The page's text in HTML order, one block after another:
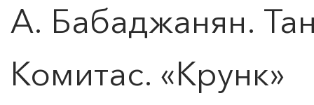
А. Бабаджанян.
Комитас. «Крунк»